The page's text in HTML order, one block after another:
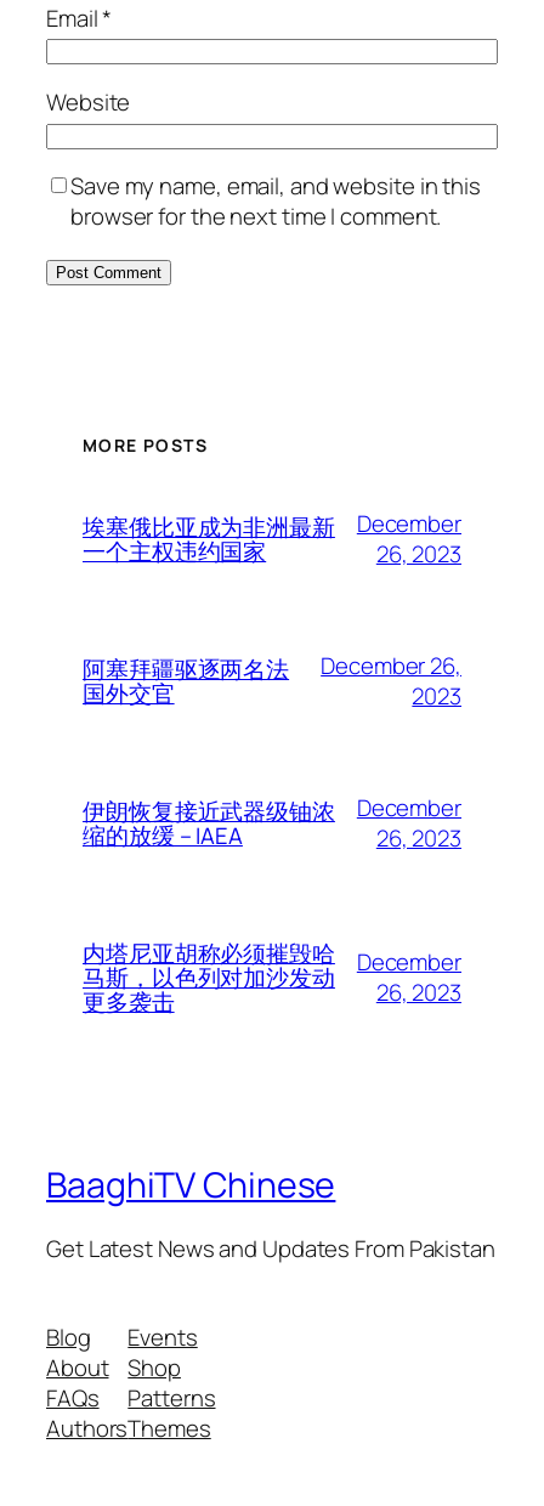
Email*
Website
Save my name, email, and website in this
browser for the next time I comment.
MORE POSTS
埃塞俄比亚成为非洲最新
一个主权违约国家
December
26, 2023
阿塞拜疆驱逐两名法
国外交官
December 26,
2023
伊朗恢复接近武器级铀浓
缩的放缓 – IAEA
December
26, 2023
内塔尼亚胡称必须摧毁哈
马斯，以色列对加沙发动
更多袭击
December
26, 2023
BaaghiTV Chinese
Get Latest News and Updates From Pakistan
Blog
About
FAQs
Authors
Events
Shop
Patterns
Themes